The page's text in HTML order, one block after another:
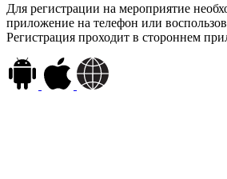
Для регистрации на мероприятие
приложение на телефон или
Регистрация проходит в стороннем